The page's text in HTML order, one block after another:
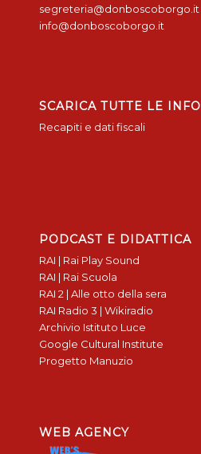
segreteria@donboscoborgo.it
info@donboscoborgo.it
SCARICA TUTTE LE INFO
Recapiti e dati fiscali
PODCAST E DIDATTICA
RAI | Rai Play Sound
RAI | Rai Scuola
RAI 2 | Alle otto della sera
RAI Radio 3 | Wikiradio
Archivio Istituto Luce
Google Cultural Institute
Progetto Manuzio
WEB AGENCY